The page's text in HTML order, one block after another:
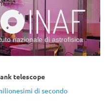
nazionale di astrofisica
telescope
di secondo